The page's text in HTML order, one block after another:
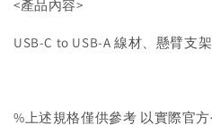
<產品內容>
USB-C to USB-A 線材、懸臂支
%上述規格僅供參考 以實際官